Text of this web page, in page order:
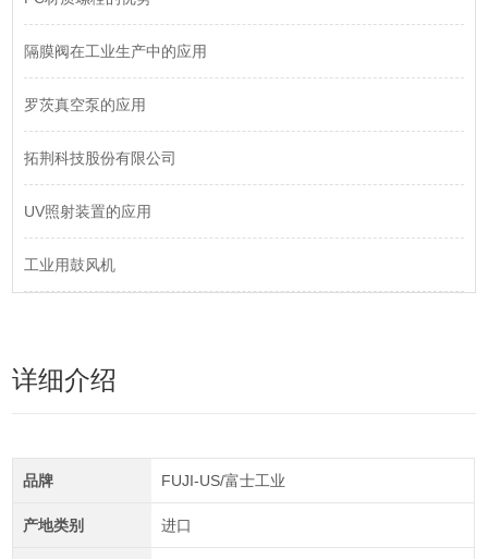
​隔膜阀在工业生产中的应用
罗茨真空泵的应用
拓荆科技股份有限公司
UV照射装置的应用
工业用鼓风机
详细介绍
品牌 FUJI-US/富士工业
产地类别 进口